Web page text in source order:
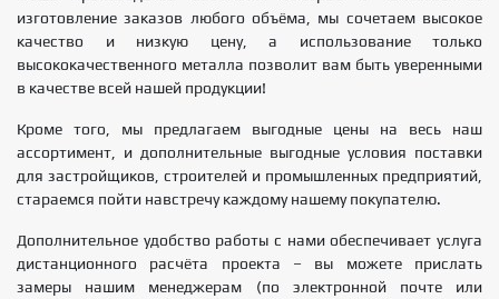
изготовление заказов любого объёма, мы сочетаем высокое
качество и низкую цену, а использование только
высококачественного металла позволит вам быть уверенными
в качестве всей нашей продукции!
Кроме того, мы предлагаем выгодные цены на весь наш
ассортимент, и дополнительные выгодные условия поставки
для застройщиков, строителей и промышленных предприятий,
стараемся пойти навстречу каждому нашему покупателю.
Дополнительное удобство работы с нами обеспечивает услуга
дистанционного расчёта проекта – вы можете прислать
замеры нашим менеджерам (по электронной почте или